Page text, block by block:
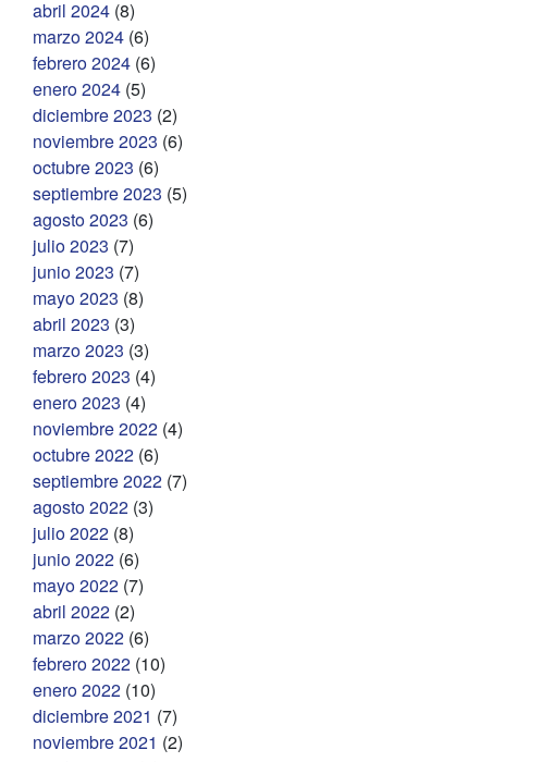
abril 2024 (8)
marzo 2024 (6)
febrero 2024 (6)
enero 2024 (5)
diciembre 2023 (2)
noviembre 2023 (6)
octubre 2023 (6)
septiembre 2023 (5)
agosto 2023 (6)
julio 2023 (7)
junio 2023 (7)
mayo 2023 (8)
abril 2023 (3)
marzo 2023 (3)
febrero 2023 (4)
enero 2023 (4)
noviembre 2022 (4)
octubre 2022 (6)
septiembre 2022 (7)
agosto 2022 (3)
julio 2022 (8)
junio 2022 (6)
mayo 2022 (7)
abril 2022 (2)
marzo 2022 (6)
febrero 2022 (10)
enero 2022 (10)
diciembre 2021 (7)
noviembre 2021 (2)